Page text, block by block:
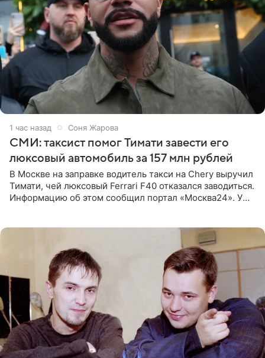
1 час назад Соня Жарова
СМИ: таксист помог Тимати завести его
люксовый автомобиль за 157 млн рублей
В Москве на заправке водитель такси на Chery выручил
Тимати, чей люксовый Ferrari F40 отказался заводиться.
Информацию об этом сообщил портал «Москва24». У